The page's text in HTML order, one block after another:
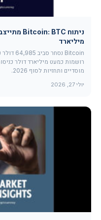
מיליארד
רושמות כמעט מיליארד דולר
מוסדיים ותחזיות לסוף 2026.
יולי 27, 2026